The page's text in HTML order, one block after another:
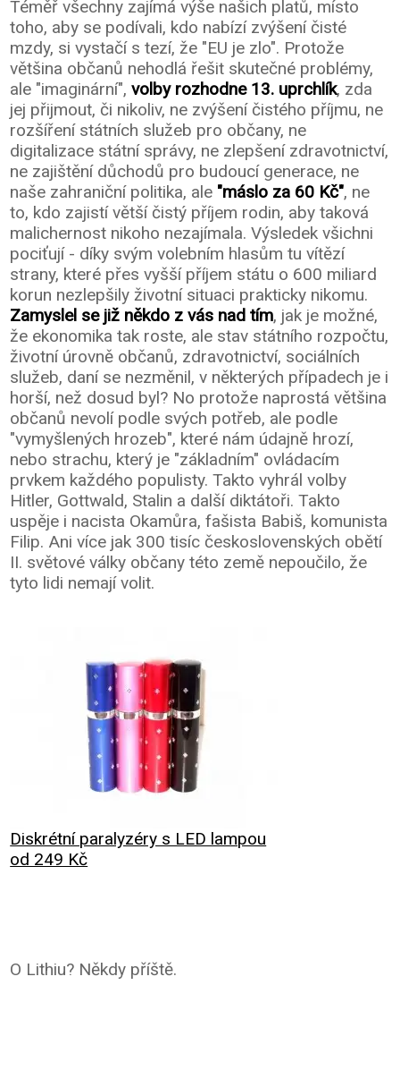
Téměř všechny zajímá výše našich platů, místo
toho, aby se podívali, kdo nabízí zvýšení čisté
mzdy, si vystačí s tezí, že "EU je zlo". Protože
většina občanů nehodlá řešit skutečné problémy,
ale "imaginární", volby rozhodne 13. uprchlík, zda
jej přijmout, či nikoliv, ne zvýšení čistého příjmu, ne
rozšíření státních služeb pro občany, ne
digitalizace státní správy, ne zlepšení zdravotnictví,
ne zajištění důchodů pro budoucí generace, ne
naše zahraniční politika, ale "máslo za 60 Kč", ne
to, kdo zajistí větší čistý příjem rodin, aby taková
malichernost nikoho nezajímala. Výsledek všichni
pociťují - díky svým volebním hlasům tu vítězí
strany, které přes vyšší příjem státu o 600 miliard
korun nezlepšily životní situaci prakticky nikomu.
Zamyslel se již někdo z vás nad tím, jak je možné,
že ekonomika tak roste, ale stav státního rozpočtu,
životní úrovně občanů, zdravotnictví, sociálních
služeb, daní se nezměnil, v některých případech je i
horší, než dosud byl? No protože naprostá většina
občanů nevolí podle svých potřeb, ale podle
"vymyšlených hrozeb", které nám údajně hrozí,
nebo strachu, který je "základním" ovládacím
prvkem každého populisty. Takto vyhrál volby
Hitler, Gottwald, Stalin a další diktátoři. Takto
uspěje i nacista Okamůra, fašista Babiš, komunista
Filip. Ani více jak 300 tisíc československých obětí
II. světové války občany této země nepoučilo, že
tyto lidi nemají volit.
Diskrétní paralyzéry s LED lampou
od 249 Kč
O Lithiu? Někdy příště.